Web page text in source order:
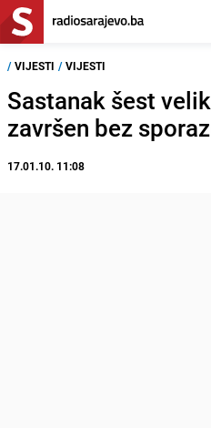
/ VIJESTI / VIJESTI
Sastanak šest
završen bez
17.01.10. 11:08